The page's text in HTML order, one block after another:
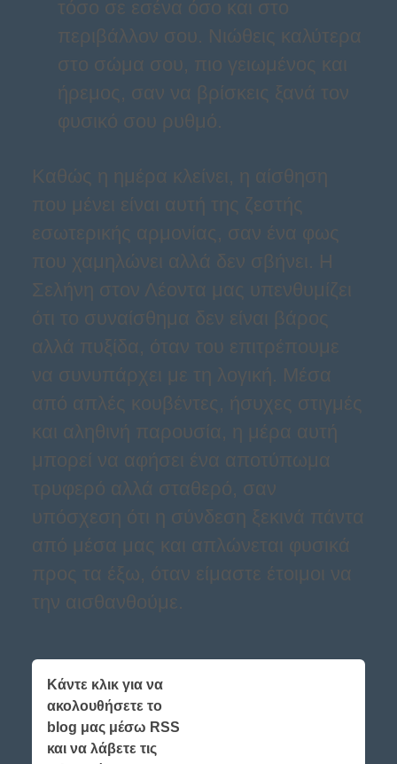
τόσο σε εσένα όσο και στο
περιβάλλον σου. Νιώθεις καλύτερα
στο σώμα σου, πιο γειωμένος και
ήρεμος, σαν να βρίσκεις ξανά τον
φυσικό σου ρυθμό.
Καθώς η ημέρα κλείνει, η αίσθηση
που μένει είναι αυτή της ζεστής
εσωτερικής αρμονίας, σαν ένα φως
που χαμηλώνει αλλά δεν σβήνει. Η
Σελήνη στον Λέοντα μας υπενθυμίζει
ότι το συναίσθημα δεν είναι βάρος
αλλά πυξίδα, όταν του επιτρέπουμε
να συνυπάρχει με τη λογική. Μέσα
από απλές κουβέντες, ήσυχες στιγμές
και αληθινή παρουσία, η μέρα αυτή
μπορεί να αφήσει ένα αποτύπωμα
τρυφερό αλλά σταθερό, σαν
υπόσχεση ότι η σύνδεση ξεκινά πάντα
από μέσα μας και απλώνεται φυσικά
προς τα έξω, όταν είμαστε έτοιμοι να
την αισθανθούμε.
Κάντε κλικ για να
ακολουθήσετε το
blog μας μέσω RSS
και να λάβετε τις